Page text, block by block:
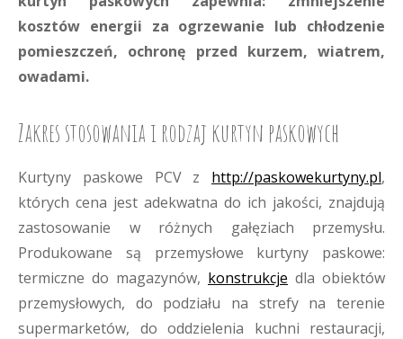
kosztów energii za ogrzewanie lub chłodzenie
pomieszczeń, ochronę przed kurzem, wiatrem,
owadami.
Zakres stosowania i rodzaj kurtyn paskowych
Kurtyny paskowe PCV z http://paskowekurtyny.pl,
których cena jest adekwatna do ich jakości, znajdują
zastosowanie w różnych gałęziach przemysłu.
Produkowane są przemysłowe kurtyny paskowe:
termiczne do magazynów, konstrukcje dla obiektów
przemysłowych, do podziału na strefy na terenie
supermarketów, do oddzielenia kuchni restauracji,